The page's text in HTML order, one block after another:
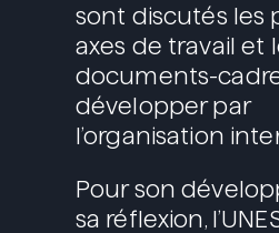
sont discutés les
axes de travail et
documents-
développer par
l’organisation
Pour son
sa réflexion,